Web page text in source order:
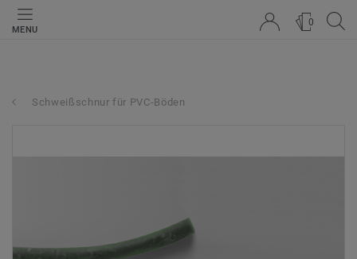
MENU
0
Schweißschnur für PVC-Böden